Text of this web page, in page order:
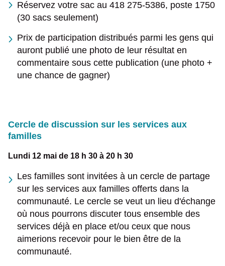
Réservez votre sac au 418 275-5386, poste 1750
(30 sacs seulement)
Prix de participation distribués parmi les gens qui
auront publié une photo de leur résultat en
commentaire sous cette publication (une photo +
une chance de gagner)
Cercle de discussion sur les services aux
familles
Lundi 12 mai de 18 h 30 à 20 h 30
Les familles sont invitées à un cercle de partage
sur les services aux familles offerts dans la
communauté. Le cercle se veut un lieu d'échange
où nous pourrons discuter tous ensemble des
services déjà en place et/ou ceux que nous
aimerions recevoir pour le bien être de la
communauté.